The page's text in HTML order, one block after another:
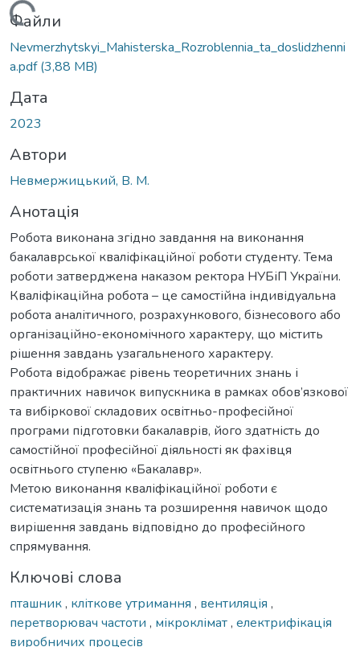
Файли
Nevmerzhytskyi_Mahisterska_Rozroblennia_ta_doslidzhenni
a.pdf(3,88 MB)
Дата
2023
Автори
Невмержицький, В. М.
Анотація
Робота виконана згідно завдання на виконання
бакалаврської кваліфікаційної роботи студенту. Тема
роботи затверджена наказом ректора НУБіП України.
Кваліфікаційна робота – це самостійна індивідуальна
робота аналітичного, розрахункового, бізнесового або
організаційно-економічного характеру, що містить
рішення завдань узагальненого характеру.
Робота відображає рівень теоретичних знань і
практичних навичок випускника в рамках обов’язкової
та вибіркової складових освітньо-професійної
програми підготовки бакалаврів, його здатність до
самостійної професійної діяльності як фахівця
освітнього ступеню «Бакалавр».
Метою виконання кваліфікаційної роботи є
систематизація знань та розширення навичок щодо
вирішення завдань відповідно до професійного
спрямування.
Ключові слова
пташник, кліткове утримання , вентиляція ,
перетворювач частоти , мікроклімат, електрифікація
виробничих процесів